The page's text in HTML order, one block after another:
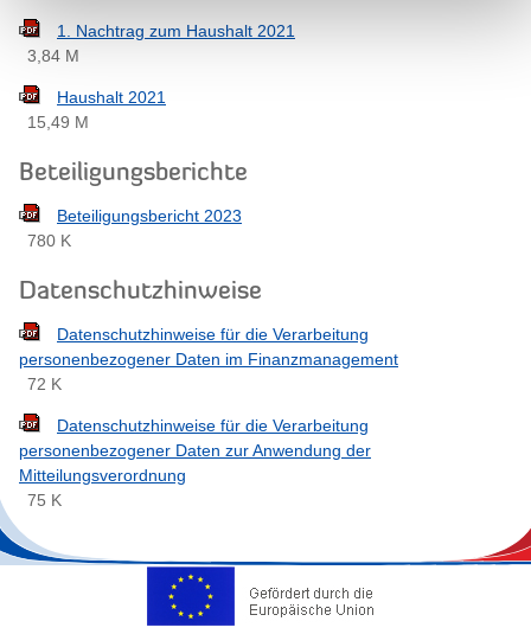
1. Nachtrag zum Haushalt 2021
3,84 M
Haushalt 2021
15,49 M
Beteiligungsberichte
Beteiligungsbericht 2023
780 K
Datenschutzhinweise
Datenschutzhinweise für die Verarbeitung
personenbezogener Daten im Finanzmanagement
72 K
Datenschutzhinweise für die Verarbeitung
personenbezogener Daten zur Anwendung der
Mitteilungsverordnung
75 K